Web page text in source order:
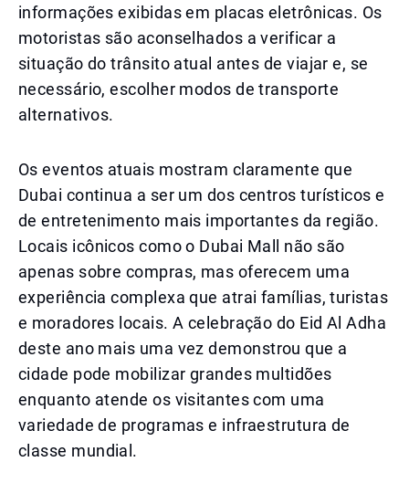
informações exibidas em placas eletrônicas. Os
motoristas são aconselhados a verificar a
situação do trânsito atual antes de viajar e, se
necessário, escolher modos de transporte
alternativos.
Os eventos atuais mostram claramente que
Dubai continua a ser um dos centros turísticos e
de entretenimento mais importantes da região.
Locais icônicos como o Dubai Mall não são
apenas sobre compras, mas oferecem uma
experiência complexa que atrai famílias, turistas
e moradores locais. A celebração do Eid Al Adha
deste ano mais uma vez demonstrou que a
cidade pode mobilizar grandes multidões
enquanto atende os visitantes com uma
variedade de programas e infraestrutura de
classe mundial.